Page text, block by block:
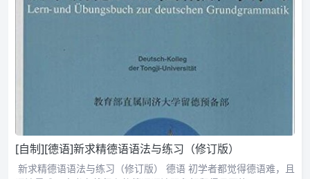
[自制][德语]新求精德语语法与练习（修订版）
新求精德语语法与练习（修订版） 德语 初学者都觉得德语难，且